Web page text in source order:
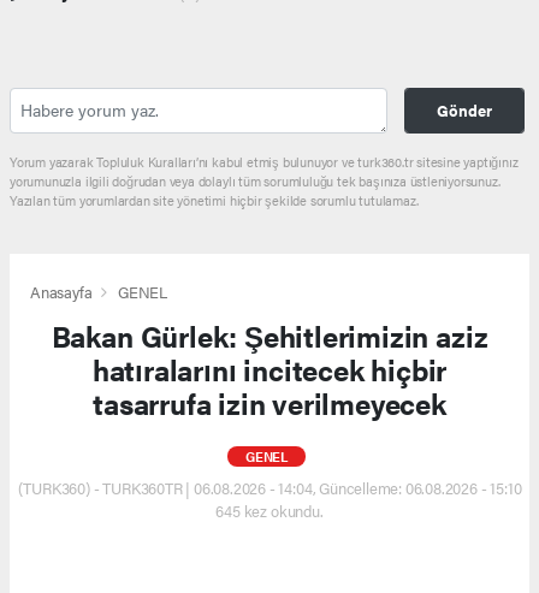
Gönder
Yorum yazarak Topluluk Kuralları’nı kabul etmiş bulunuyor ve turk360.tr sitesine yaptığınız
yorumunuzla ilgili doğrudan veya dolaylı tüm sorumluluğu tek başınıza üstleniyorsunuz.
Yazılan tüm yorumlardan site yönetimi hiçbir şekilde sorumlu tutulamaz.
Anasayfa GENEL
Bakan Gürlek: Şehitlerimizin aziz
hatıralarını incitecek hiçbir
tasarrufa izin verilmeyecek
GENEL
(TURK360) - TURK360TR | 06.08.2026 - 14:04, Güncelleme: 06.08.2026 - 15:10
645 kez okundu.